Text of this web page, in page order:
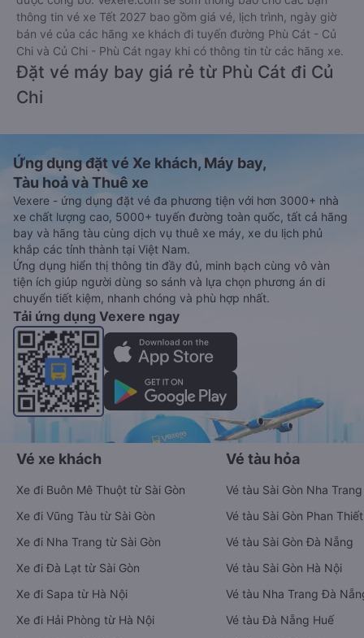
thông tin vé xe Tết 2027 bao gồm giá vé, lịch trình, ngày giờ
bán vé của các hãng xe khách đi tuyến đường Phù Cát - Củ
Chi và Củ Chi - Phù Cát ngay khi có thông tin từ các hãng xe.
Đặt vé máy bay giá rẻ từ Phù Cát đi Củ
Chi
Ứng dụng đặt vé Xe khách, Máy bay,
Tàu hoả và Thuê xe
Vexere - ứng dụng đặt vé đa phương tiện với hơn 3000+ nhà
xe chất lượng cao, 5000+ tuyến đường toàn quốc, tất cả hãng
bay và hãng tàu cùng dịch vụ thuê xe máy, xe du lịch phủ
khắp các tỉnh thành tại Việt Nam.
Ứng dụng hiển thị thông tin đầy đủ, minh bạch cùng vô vàn
tiện ích giúp người dùng so sánh và lựa chọn phương án di
chuyển tiết kiệm, nhanh chóng và phù hợp nhất.
Tải ứng dụng Vexere ngay
Vé xe khách
Xe đi Buôn Mê Thuột từ Sài Gòn
Xe đi Vũng Tàu từ Sài Gòn
Xe đi Nha Trang từ Sài Gòn
Xe đi Đà Lạt từ Sài Gòn
Xe đi Sapa từ Hà Nội
Xe đi Hải Phòng từ Hà Nội
Vé tàu hỏa
Vé tàu Sài Gòn Nha Trang
Vé tàu Sài Gòn Phan Thiết
Vé tàu Sài Gòn Đà Nẵng
Vé tàu Sài Gòn Hà Nội
Vé tàu Nha Trang Đà
Vé tàu Đà Nẵng Huế